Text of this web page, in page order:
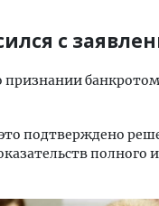
с
признании
подтверждено